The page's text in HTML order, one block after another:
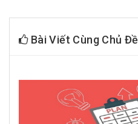
Bài Viết Cùng Chủ Đề